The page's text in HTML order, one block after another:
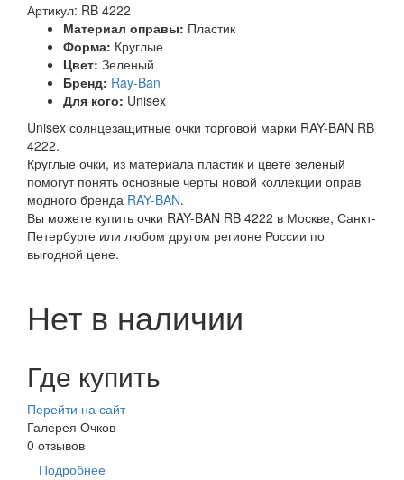
Артикул: RB 4222
Материал оправы: Пластик
Форма: Круглые
Цвет: Зеленый
Бренд: Ray-Ban
Для кого: Unisex
Unisex солнцезащитные очки торговой марки RAY-BAN RB
4222.
Круглые очки, из материала пластик и цвете зеленый
помогут понять основные черты новой коллекции оправ
модного бренда RAY-BAN.
Вы можете купить очки RAY-BAN RB 4222 в Москве, Санкт-
Петербурге или любом другом регионе России по
выгодной цене.
Нет в наличии
Где купить
Перейти на сайт
Галерея Очков
0 отзывов
Подробнее